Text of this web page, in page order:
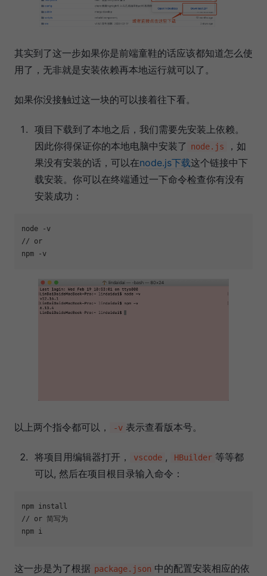
其实到了这一步如果你是前端童鞋的话应该都知道怎么使
用了，无非就是安装依赖再本地运行就可以了。
如果你没接触过这一块的可以接着往下看。
项目下载到了本地之后，我们需要先安装上依赖。
因此你得保证你的本地电脑中安装了 node.js
，如
果没有安装的话，可以在node.js下载这个链接中下
载安装。你可以在终端通过一下命令检查你有没有
安装成功：
node -v
// or
npm -v
以上两个指令都可以， -v 表示查看版本号。
将项目用编辑器打开， vscode , HBuilder 等等都
可以, 然后在项目根目录输入命令：
npm install
// or 简写为
npm i
这一步是为了根据 package.json 中的配置安装相应的依